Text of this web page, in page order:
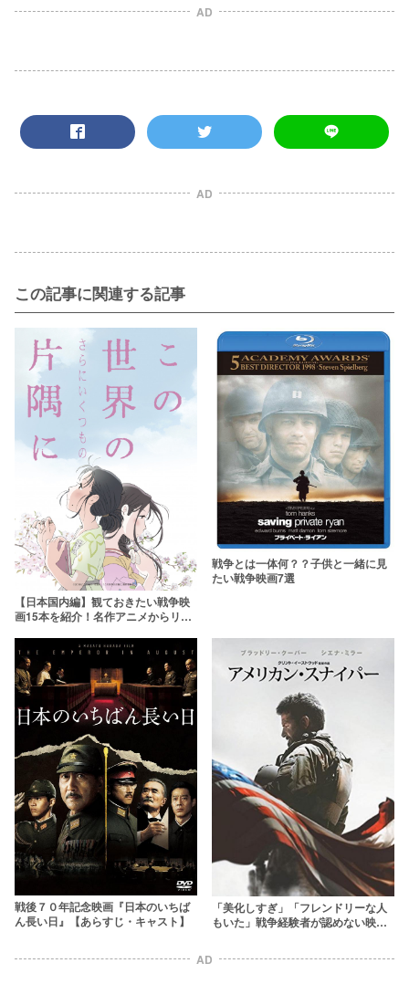
AD
AD
この記事に関連する記事
【日本国内編】観ておきたい戦争映
画15本を紹介！名作アニメからリア
戦争とは一体何？？子供と一緒に見
たい戦争映画7選
戦後７０年記念映画『日本のいちば
ん長い日』【あらすじ・キャスト】
「美化しすぎ」「フレンドリーな人
もいた」戦争経験者が認めない映画4
AD